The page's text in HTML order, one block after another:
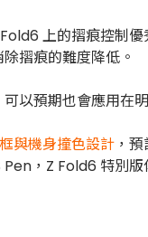
上的摺痕控制
摺痕的難度降低。
以預期也會應用在
與機身撞色設計 ，
，Z Fold6 特別